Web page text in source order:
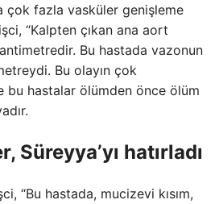
çok fazla vasküler genişleme
“Kalpten çıkan ana aort
Bu hastada vazonun
Bu olayın çok
bu hastalar ölümden önce ölüm
Süreyya’yı hatırladı
“Bu hastada, mucizevi kısım,